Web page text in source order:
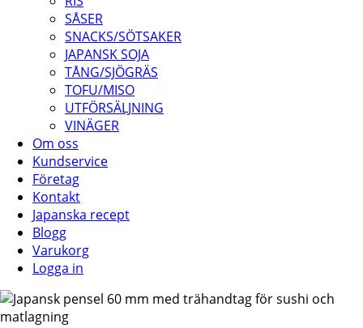
SÅSER
SNACKS/SÖTSAKER
JAPANSK SOJA
TÅNG/SJÖGRÄS
TOFU/MISO
UTFÖRSÄLJNING
VINÄGER
Om oss
Kundservice
Företag
Kontakt
Japanska recept
Blogg
Varukorg
Logga in